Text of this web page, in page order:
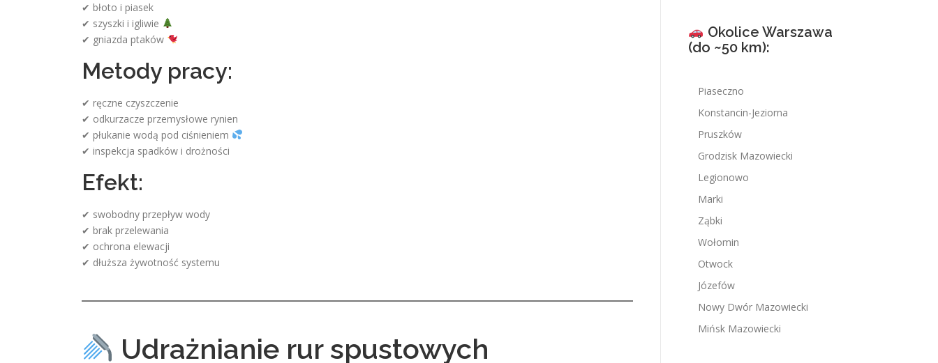
✔ błoto i piasek
✔ szyszki i igliwie
✔ gniazda ptaków
Metody pracy:
✔ ręczne czyszczenie
✔ odkurzacze przemysłowe rynien
✔ płukanie wodą pod ciśnieniem
✔ inspekcja spadków i drożności
Efekt:
✔ swobodny przepływ wody
✔ brak przelewania
✔ ochrona elewacji
✔ dłuższa żywotność systemu
Udrażnianie rur spustowych
Okolice Warszawa
(do ~50 km):
Piaseczno
Konstancin-Jeziorna
Pruszków
Grodzisk Mazowiecki
Legionowo
Marki
Ząbki
Wołomin
Otwock
Józefów
Nowy Dwór Mazowiecki
Mińsk Mazowiecki